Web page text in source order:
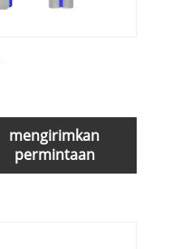
mengirimkan
permintaan